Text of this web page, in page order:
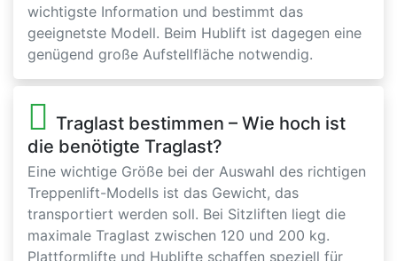
wichtigste Information und bestimmt das
geeignetste Modell. Beim Hublift ist dagegen eine
genügend große Aufstellfläche notwendig.
Traglast bestimmen – Wie hoch ist
die benötigte Traglast?
Eine wichtige Größe bei der Auswahl des richtigen
Treppenlift-Modells ist das Gewicht, das
transportiert werden soll. Bei Sitzliften liegt die
maximale Traglast zwischen 120 und 200 kg.
Plattformlifte und Hublifte schaffen speziell für